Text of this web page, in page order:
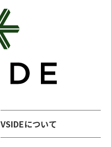
VSIDEについて